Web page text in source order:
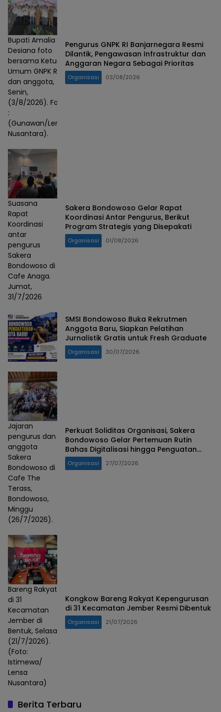
Bupati Amalia
Desiana foto
bersama Ketua
Umum GNPK RI
dan anggota,
Senin,
(3/8/2026). Foto
:
(Gunawan/Lensa
Nusantara).
Pengurus GNPK RI Banjarnegara Resmi
Dilantik, Pengawasan Infrastruktur dan
Anggaran Negara Sebagai Prioritas
Organisasi 03/08/2026
Suasana
Rapat
Koordinasi
antar
pengurus
Sakera
Bondowoso di
Cafe Anaga.
Jumat,
31/7/2026
Sakera Bondowoso Gelar Rapat
Koordinasi Antar Pengurus, Berikut
Program Strategis yang Disepakati
Organisasi 01/08/2026
SMSI Bondowoso Buka Rekrutmen
Anggota Baru, Siapkan Pelatihan
Jurnalistik Gratis untuk Fresh Graduate
Organisasi 30/07/2026
Jajaran
pengurus dan
anggota
Sakera
Bondowoso di
Cafe The
Terass,
Bondowoso,
Minggu
(26/7/2026).
Perkuat Soliditas Organisasi, Sakera
Bondowoso Gelar Pertemuan Rutin
Bahas Digitalisasi hingga Penguatan
Media Sosial
Organisasi 27/07/2026
Bareng Rakyat
di 31
Kecamatan
Jember di
Bentuk, Selasa
(21/7/2026).
(Foto:
Istimewa/
Lensa
Nusantara)
Kongkow Bareng Rakyat Kepengurusan
di 31 Kecamatan Jember Resmi Dibentuk
Organisasi 21/07/2026
Berita Terbaru